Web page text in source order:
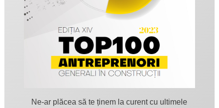
Ne-ar plăcea să te ținem la curent cu ultimele